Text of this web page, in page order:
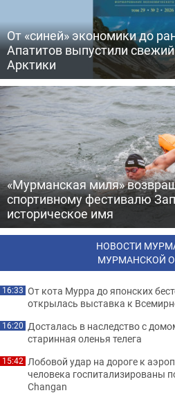
От «синей» экономики до
Апатитов выпустили
Арктики
«Мурманская миля»
спортивному фестивалю
историческое имя
НОВОСТИ
МУРМАНСКОЙ
16:33 От кота Мурра до японских
открылась выставка к
16:20 Досталась в наследство с
старинная оленья телега
15:42 Лобовой удар на дороге к
человека госпитализированы
Changan